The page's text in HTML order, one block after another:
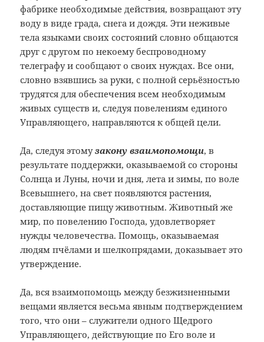
фабрике необходимые действия, возвращают эту
воду в виде града, снега и дождя. Эти неживые
тела языками своих состояний словно общаются
друг с другом по некоему беспроводному
телеграфу и сообщают о своих нуждах. Все они,
словно взявшись за руки, с полной серьёзностью
трудятся для обеспечения всем необходимым
живых существ и, следуя повелениям единого
Управляющего, направляются к общей цели.
Да, следуя этомузакону взаимопомощи, в
результате поддержки, оказываемой со стороны
Солнца и Луны, ночи и дня, лета и зимы, по воле
Всевышнего, на свет появляются растения,
доставляющие пищу животным. Животный же
мир, по повелению Господа, удовлетворяет
нужды человечества. Помощь, оказываемая
людям пчёлами и шелкопрядами, доказывает это
утверждение.
Да, вся взаимопомощь между безжизненными
вещами является весьма явным подтверждением
того, что они – служители одного Щедрого
Управляющего, действующие по Его воле и